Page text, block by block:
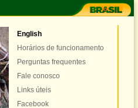
English
Horários de funcionamento
Perguntas frequentes
Fale conosco
Links úteis
Facebook